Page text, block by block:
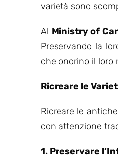
varietà sono
Al Ministry of
Preservando la
che onorino il loro
Ricreare le
Ricreare le
con attenzione
1. Preservare